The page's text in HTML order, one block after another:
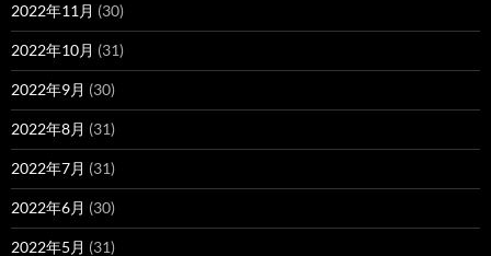
2022年11月 (30)
2022年10月 (31)
2022年9月 (30)
2022年8月 (31)
2022年7月 (31)
2022年6月 (30)
2022年5月 (31)